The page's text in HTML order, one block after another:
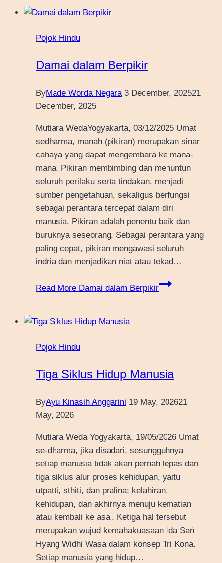
Pojok Hindu
Damai dalam Berpikir
ByMade Worda Negara 3 December, 202521
December, 2025
Mutiara WedaYogyakarta, 03/12/2025 Umat
sedharma, manah (pikiran) merupakan sinar
cahaya yang dapat mengembara ke mana-
mana. Pikiran membimbing dan menuntun
seluruh perilaku serta tindakan, menjadi
sumber pengetahuan, sekaligus berfungsi
sebagai perantara tercepat dalam diri
manusia. Pikiran adalah penentu baik dan
buruknya seseorang. Sebagai perantara yang
paling cepat, pikiran mengawasi seluruh
indria dan menjadikan niat atau tekad…
Read More Damai dalam Berpikir
Pojok Hindu
Tiga Siklus Hidup Manusia
ByAyu Kinasih Anggarini 19 May, 202621
May, 2026
Mutiara Weda Yogyakarta, 19/05/2026 Umat
se-dharma, jika disadari, sesungguhnya
setiap manusia tidak akan pernah lepas dari
tiga siklus alur proses kehidupan, yaitu
utpatti, sthiti, dan pralina; kelahiran,
kehidupan, dan akhirnya menuju kematian
atau kembali ke asal. Ketiga hal tersebut
merupakan wujud kemahakuasaan Ida Saṅ
Hyang Widhi Wasa dalam konsep Tri Kona.
Setiap manusia yang hidup…